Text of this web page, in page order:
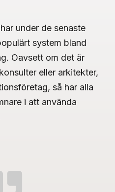
under de senaste
system bland
Oavsett om det är
eller arkitekter,
så har alla
i att använda